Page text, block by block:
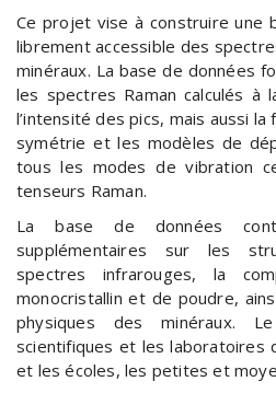
Ce projet vise à construire une
librement accessible des
minéraux. La base de données
les spectres Raman calculés à
l’intensité des pics, mais aussi
symétrie et les modèles de
tous les modes de vibration
tenseurs Raman.
La base de données
supplémentaires sur les
spectres infrarouges, la
monocristallin et de poudre,
physiques des minéraux.
scientifiques et les laboratoires
et les écoles, les petites et